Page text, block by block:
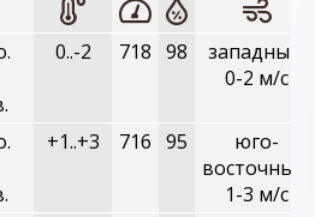
0..-2 718 98
западный,
0-2 м/с
+1..+3 716 95
юго-
восточный,
1-3 м/с